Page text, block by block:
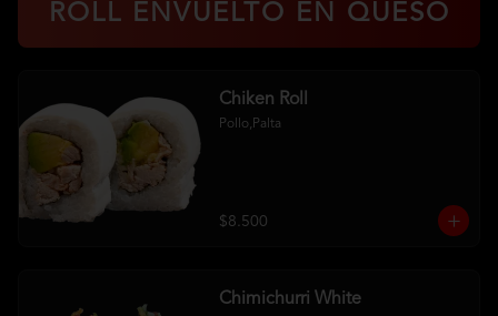
ROLL ENVUELTO EN QUESO
Chiken Roll
Pollo,Palta
$8.500
Chimichurri White